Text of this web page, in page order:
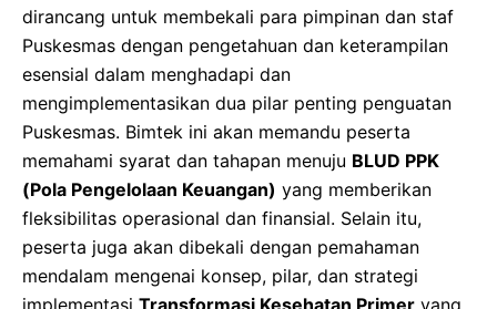
dirancang untuk membekali para pimpinan dan staf
Puskesmas dengan pengetahuan dan keterampilan
esensial dalam menghadapi dan
mengimplementasikan dua pilar penting penguatan
Puskesmas. Bimtek ini akan memandu peserta
memahami syarat dan tahapan menuju BLUD PPK
(Pola Pengelolaan Keuangan) yang memberikan
fleksibilitas operasional dan finansial. Selain itu,
peserta juga akan dibekali dengan pemahaman
mendalam mengenai konsep, pilar, dan strategi
implementasi Transformasi Kesehatan Primer yang